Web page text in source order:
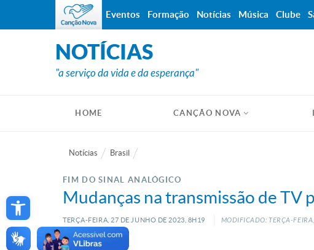
Open toolbar
NOTÍCIAS
"a serviço da vida e da esperança"
HOME CANÇÃO NOVA
Notícias Brasil
FIM DO SINAL ANALÓGICO
Mudanças na transmissão de TV
TERÇA-FEIRA, 27 DE JUNHO DE 2023, 8H19 MODIFICADO: TERÇA-
Eventos Formação Notícias Música Clube